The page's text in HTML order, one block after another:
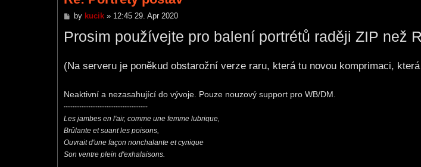
P
s
by kucik» 12:45 29. Apr 2020
Prosim používejte pro balení portrétů raději ZIP než
(Na serveru je poněkud obstarožní verze raru, která tu novou komprimaci,
Neaktivní a nezasahující do vývoje. Pouze nouzový support pro WB/DM.
***********************************************
Les jambes en l'air, comme une femme lubrique,
Brûlante et suant les poisons,
Ouvrait d'une façon nonchalante et cynique
Son ventre plein d'exhalaisons.